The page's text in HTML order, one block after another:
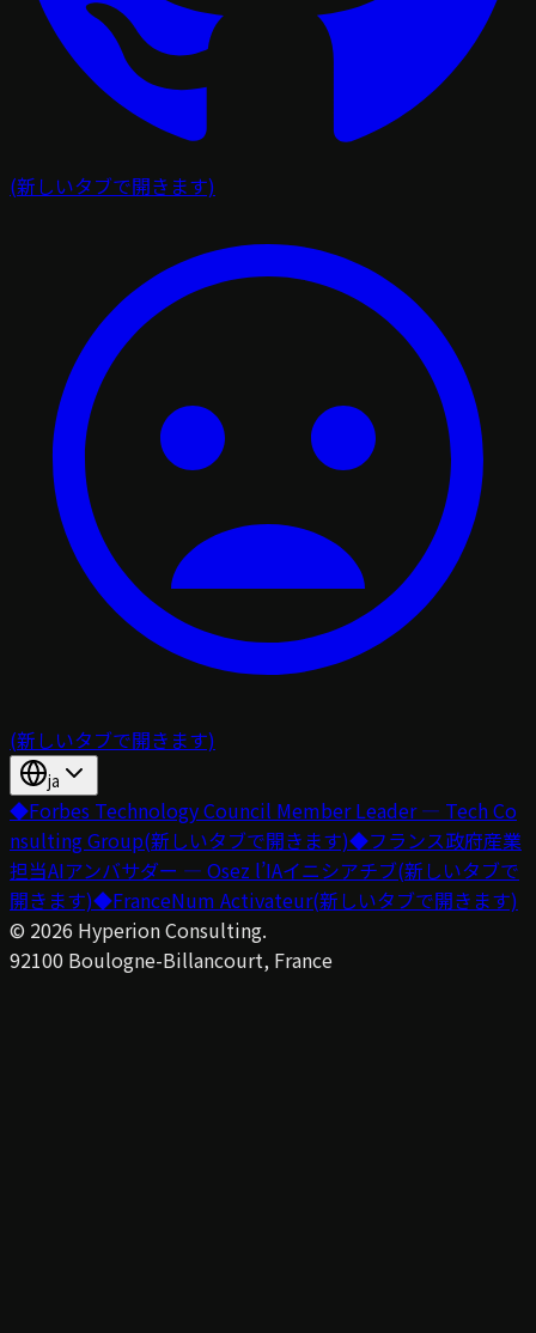
(新しいタブで開きます)
(新しいタブで開きます)
ja
◆Forbes Technology Council Member Leader — Tech Co
nsulting Group(新しいタブで開きます)◆フランス政府産業
担当AIアンバサダー — Osez l’IAイニシアチブ(新しいタブで
開きます)◆FranceNum Activateur(新しいタブで開きます)
© 2026 Hyperion Consulting.
92100 Boulogne-Billancourt, France